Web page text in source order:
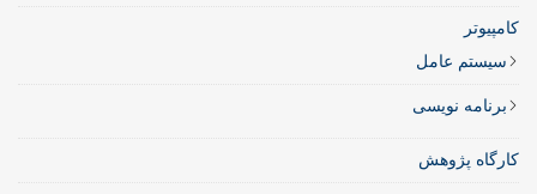
کامپیوتر
سیستم عامل
برنامه نویسی
کارگاه پژوهش